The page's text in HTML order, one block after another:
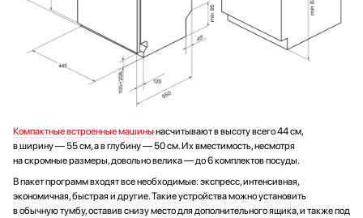
Компактные встроенные машины насчитывают в высоту всего 44 см,
в ширину — 55 см, а в глубину — 50 см. Их вместимость, несмотря
на скромные размеры, довольно велика — до 6 комплектов посуды.
В пакет программ входят все необходимые: экспресс, интенсивная,
экономичная, быстрая и другие. Такие устройства можно установить
в обычную тумбу, оставив снизу место для дополнительного ящика, и также под